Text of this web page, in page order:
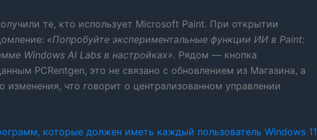
те, кто использует Microsoft Paint. При открытии
«Попробуйте экспериментальные функции ИИ в Paint:
Windows AI Labs в настройках». Рядом — кнопка
PCRentgen, это не связано с обновлением из Магазина, а
изменения, что говорит о централизованном управлении
которые должен иметь каждый пользователь Windows 11